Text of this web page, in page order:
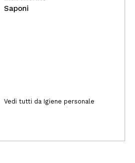
Assorted - Surprise
1,90€
Saponi
Vedi tutti da Igiene personale